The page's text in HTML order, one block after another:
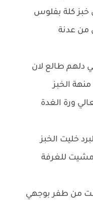
خبز كلة بفلوس
من عدنة
دلهم طالع لان
الخبز
ورة الغدة
خليت الخبز
مشيت للغرفة
من طفر بوجهي